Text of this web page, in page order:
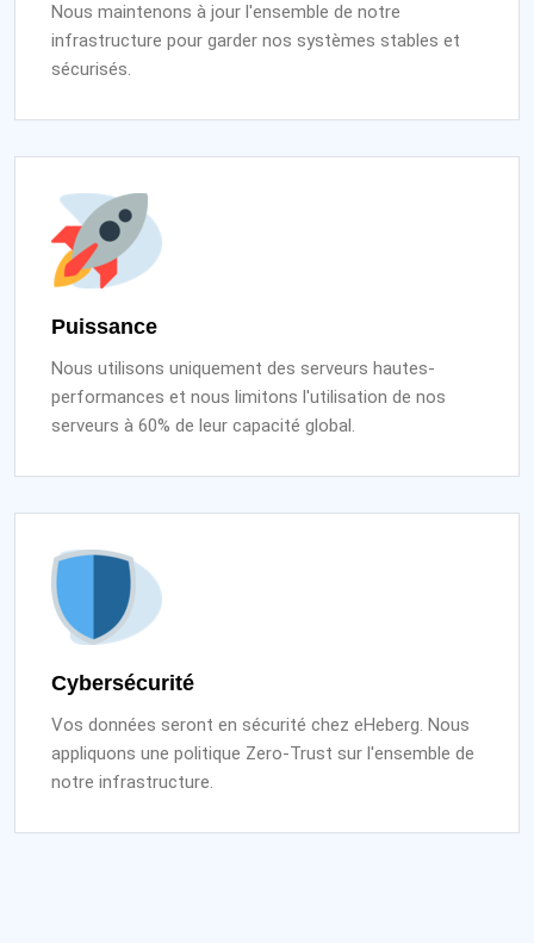
Nous maintenons à jour l'ensemble de notre
infrastructure pour garder nos systèmes stables et
sécurisés.
Puissance
Nous utilisons uniquement des serveurs hautes-
performances et nous limitons l'utilisation de nos
serveurs à 60% de leur capacité global.
Cybersécurité
Vos données seront en sécurité chez eHeberg. Nous
appliquons une politique Zero-Trust sur l'ensemble de
notre infrastructure.